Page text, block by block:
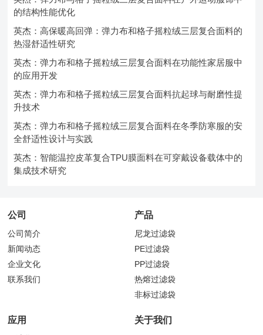
的结构性能优化
英杰：高保暖高回弹：弹力布和格子摇粒绒三层复合面料的
热湿舒适性研究
英杰：弹力布和格子摇粒绒三层复合面料在功能性家居服中
的应用开发
英杰：弹力布和格子摇粒绒三层复合面料抗起球与耐磨性提
升技术
英杰：弹力布和格子摇粒绒三层复合面料在冬季防寒服的安
全舒适性设计与实践
英杰：智能温控皮革复合TPU膜面料在可穿戴设备载体中的
集成技术研究
公司
公司简介
新闻动态
企业文化
联系我们
产品
尼龙过滤袋
PE过滤袋
PP过滤袋
热熔过滤袋
非标过滤袋
应用 关于我们